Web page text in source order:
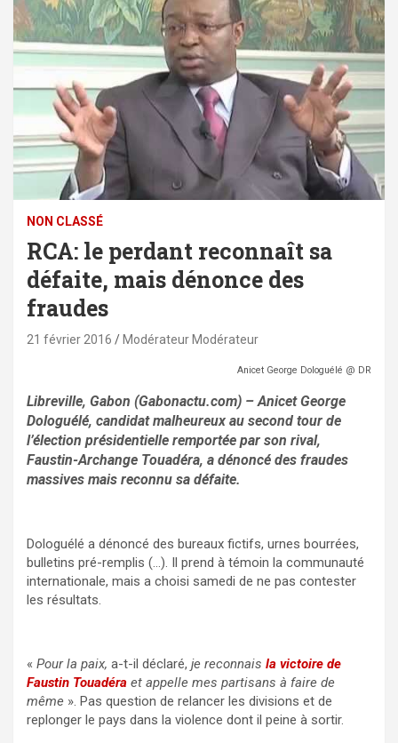
NON CLASSÉ
RCA: le perdant reconnaît sa
défaite, mais dénonce des
fraudes
21 février 2016 Modérateur Modérateur
Anicet George Dologuélé @ DR
Libreville, Gabon (Gabonactu.com) – Anicet George
Dologuélé, candidat malheureux au second tour de
l’élection présidentielle remportée par son rival,
Faustin-Archange Touadéra, a dénoncé des fraudes
massives mais reconnu sa défaite.
Dologuélé a dénoncé des bureaux fictifs, urnes bourrées,
bulletins pré-remplis (…). Il prend à témoin la communauté
internationale, mais a choisi samedi de ne pas contester
les résultats.
« Pour la paix, a-t-il déclaré, je reconnais la victoire de
Faustin Touadéra et appelle mes partisans à faire de
même ». Pas question de relancer les divisions et de
replonger le pays dans la violence dont il peine à sortir.